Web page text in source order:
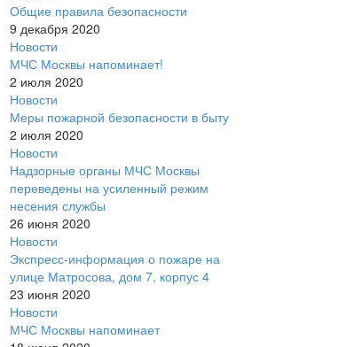
Общие правила безопасности
9 декабря 2020
Новости
МЧС Москвы напоминает!
2 июля 2020
Новости
Меры пожарной безопасности в быту
2 июля 2020
Новости
Надзорные органы МЧС Москвы
переведены на усиленный режим
несения службы
26 июня 2020
Новости
Экспресс-информация о пожаре на
улице Матросова, дом 7, корпус 4
23 июня 2020
Новости
МЧС Москвы напоминает